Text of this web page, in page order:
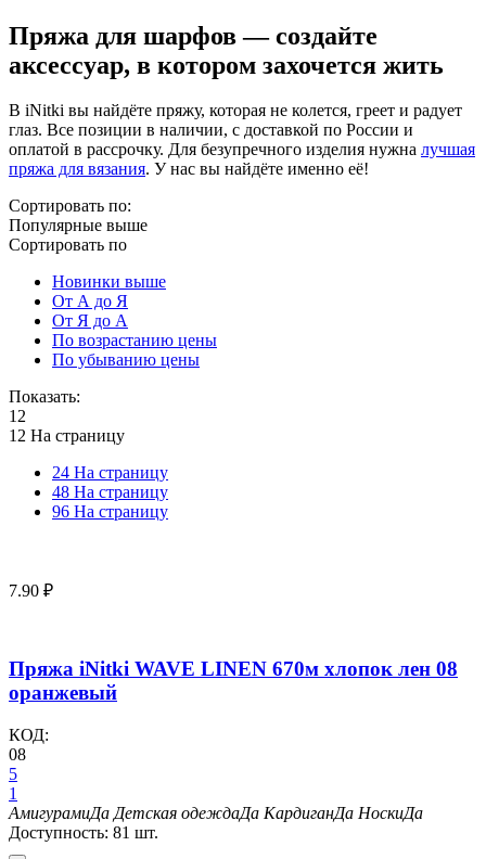
Пряжа для шарфов — создайте
аксессуар, в котором захочется жить
В iNitki вы найдёте пряжу, которая не колется, греет и радует
глаз. Все позиции в наличии, с доставкой по России и
оплатой в рассрочку. Для безупречного изделия нужна лучшая
пряжа для вязания. У нас вы найдёте именно её!
Сортировать по:
Популярные выше
Сортировать по
Новинки выше
От А до Я
От Я до А
По возрастанию цены
По убыванию цены
Показать:
12
12 На страницу
24 На страницу
48 На страницу
96 На страницу
7.90 ₽
Пряжа iNitki WAVE LINEN 670м хлопок лен 08
оранжевый
КОД:
08
5
1
АмигурамиДа Детская одеждаДа КардиганДа НоскиДа
Доступность: 81 шт.